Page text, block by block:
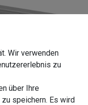
Wir verwenden
zu
über Ihre
speichern. Es wird